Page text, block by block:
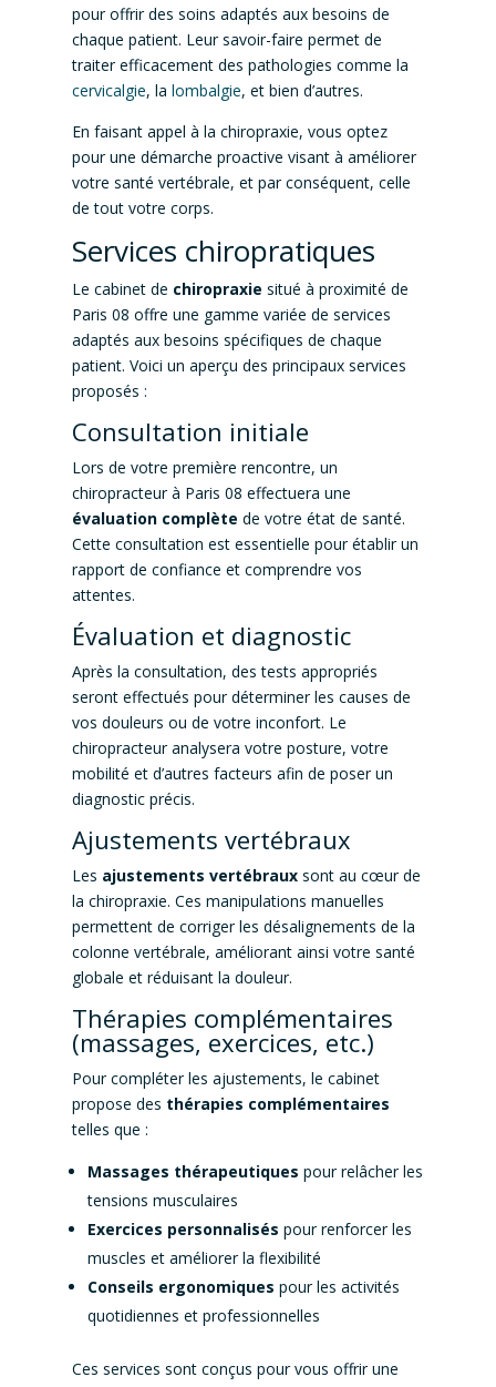
pour offrir des soins adaptés aux besoins de
chaque patient. Leur savoir-faire permet de
traiter efficacement des pathologies comme la
cervicalgie, la lombalgie, et bien d’autres.
En faisant appel à la chiropraxie, vous optez
pour une démarche proactive visant à améliorer
votre santé vertébrale, et par conséquent, celle
de tout votre corps.
Services chiropratiques
Le cabinet de chiropraxie situé à proximité de
Paris 08 offre une gamme variée de services
adaptés aux besoins spécifiques de chaque
patient. Voici un aperçu des principaux services
proposés :
Consultation initiale
Lors de votre première rencontre, un
chiropracteur à Paris 08 effectuera une
évaluation complète de votre état de santé.
Cette consultation est essentielle pour établir un
rapport de confiance et comprendre vos
attentes.
Évaluation et diagnostic
Après la consultation, des tests appropriés
seront effectués pour déterminer les causes de
vos douleurs ou de votre inconfort. Le
chiropracteur analysera votre posture, votre
mobilité et d’autres facteurs afin de poser un
diagnostic précis.
Ajustements vertébraux
Les ajustements vertébrauxsont au cœur de
la chiropraxie. Ces manipulations manuelles
permettent de corriger les désalignements de la
colonne vertébrale, améliorant ainsi votre santé
globale et réduisant la douleur.
Thérapies complémentaires
(massages, exercices, etc.)
Pour compléter les ajustements, le cabinet
propose des thérapies complémentaires
telles que :
Massages thérapeutiques pour relâcher les
tensions musculaires
Exercices personnalisés pour renforcer les
muscles et améliorer la flexibilité
Conseils ergonomiques pour les activités
quotidiennes et professionnelles
Ces services sont conçus pour vous offrir une